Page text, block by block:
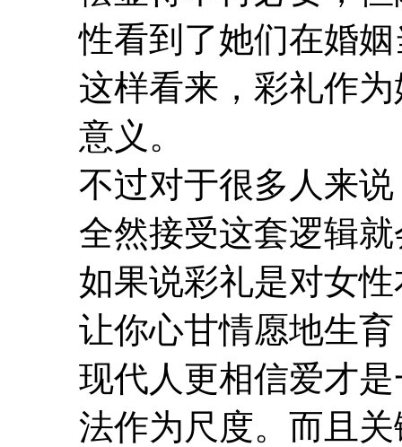
性看到了她们在婚
这样看来，彩礼作
意义。
不过对于很多人来
全然接受这套逻辑
如果说彩礼是对女
让你心甘情愿地生
现代人更相信爱才
法作为尺度。而且